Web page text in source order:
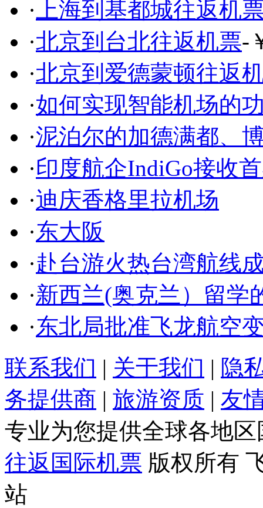
· 上海到基都城往返机
·北京到台北往返机票-
·北京到爱德蒙顿往返
·如何实现智能机场的
·泥泊尔的加德满都、
·印度航企IndiGo接收
·迪庆香格里拉机场
·东大阪
·赴台游火热台湾航线
·新西兰(奥克兰）留学
·东北局批准飞龙航空
联系我们 | 关于我们 | 隐
务提供商 | 旅游资质 | 友
专业为您提供全球各地
往返国际机票 版权所有
站